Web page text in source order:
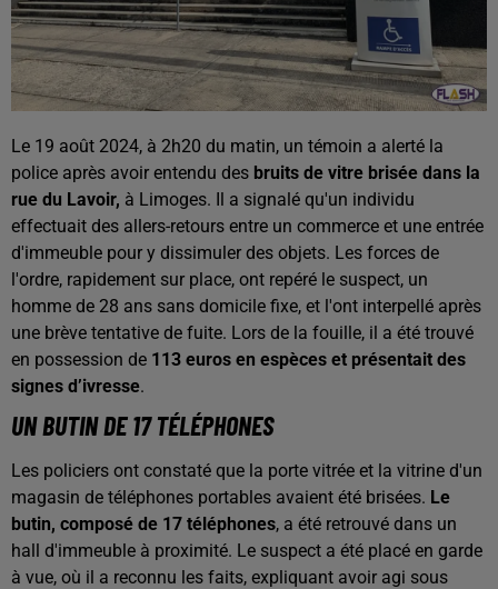
Le 19 août 2024, à 2h20 du matin, un témoin a alerté la
police après avoir entendu des bruits de vitre brisée dans la
rue du Lavoir, à Limoges. Il a signalé qu'un individu
effectuait des allers-retours entre un commerce et une entrée
d'immeuble pour y dissimuler des objets. Les forces de
l'ordre, rapidement sur place, ont repéré le suspect, un
homme de 28 ans sans domicile fixe, et l'ont interpellé après
une brève tentative de fuite. Lors de la fouille, il a été trouvé
en possession de 113 euros en espèces et présentait des
signes d’ivresse.
UN BUTIN DE 17 TÉLÉPHONES
Les policiers ont constaté que la porte vitrée et la vitrine d'un
magasin de téléphones portables avaient été brisées. Le
butin, composé de 17 téléphones, a été retrouvé dans un
hall d'immeuble à proximité. Le suspect a été placé en garde
à vue, où il a reconnu les faits, expliquant avoir agi sous